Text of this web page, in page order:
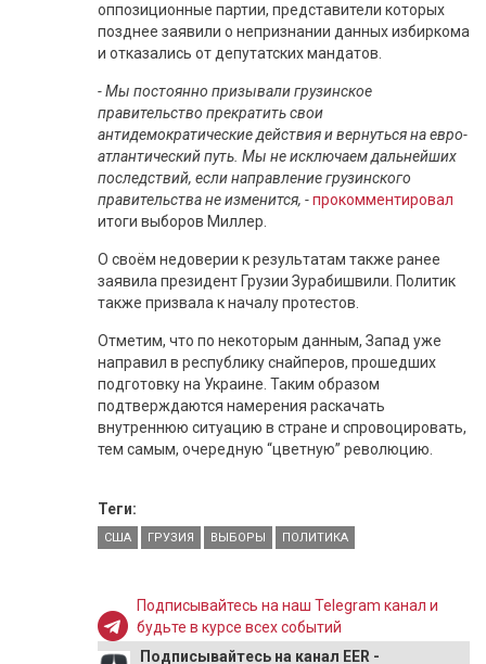
оппозиционные партии, представители которых
позднее заявили о непризнании данных избиркома
и отказались от депутатских мандатов.
- Мы постоянно призывали грузинское
правительство прекратить свои
антидемократические действия и вернуться на евро-
атлантический путь. Мы не исключаем дальнейших
последствий, если направление грузинского
правительства не изменится, -прокомментировал
итоги выборов Миллер.
О своём недоверии к результатам также ранее
заявила президент Грузии Зурабишвили. Политик
также призвала к началу протестов.
Отметим, что по некоторым данным, Запад уже
направил в республику снайперов, прошедших
подготовку на Украине. Таким образом
подтверждаются намерения раскачать
внутреннюю ситуацию в стране и спровоцировать,
тем самым, очередную “цветную” революцию.
Теги:
США ГРУЗИЯ ВЫБОРЫ ПОЛИТИКА
Подписывайтесь на наш Telegram канал и
будьте в курсе всех событий
Подписывайтесь на канал EER -